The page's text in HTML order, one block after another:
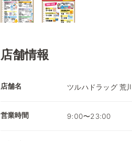
店舗情報
店舗名 ツルハドラッグ 荒
営業時間 9:00〜23:00